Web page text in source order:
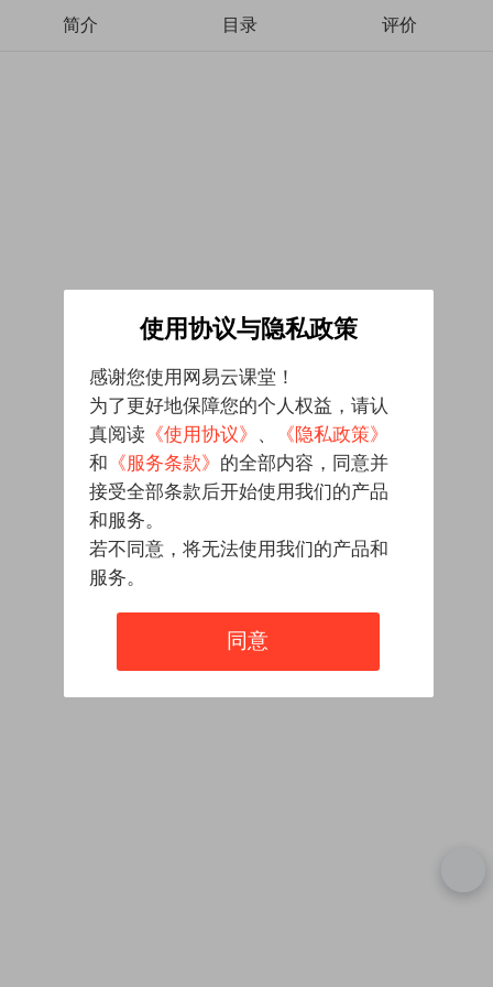
简介 目录 评价
使用协议与隐私政策
感谢您使用网易云课堂！
为了更好地保障您的个人权益，请认
真阅读 《使用协议》 、
《隐私政策》
和 《服务条款》 的全部内容，同意并
接受全部条款后开始使用我们的产品
和服务。
若不同意，将无法使用我们的产品和
服务。
同意